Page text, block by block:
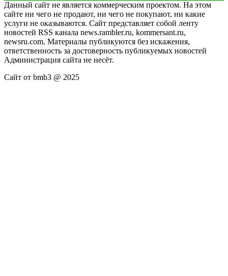
Данный сайт не является коммерческим проектом. На этом
сайте ни чего не продают, ни чего не покупают, ни какие
услуги не оказываются. Сайт представляет собой ленту
новостей RSS канала news.rambler.ru, kommersant.ru,
newsru.com. Материалы публикуются без искажения,
ответственность за достоверность публикуемых новостей
Администрация сайта не несёт.
Сайт от bmb3 @ 2025